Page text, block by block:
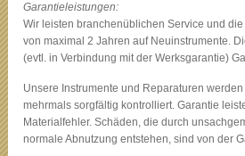
Garantieleistungen:
Wir leisten branchenüblichen Service und
von maximal 2 Jahren auf Neuinstrumente.
(evtl. in Verbindung mit der Werksgarantie)
Unsere Instrumente und Reparaturen
mehrmals sorgfältig kontrolliert. Garantie
Materialfehler. Schäden, die durch
normale Abnutzung entstehen, sind von der